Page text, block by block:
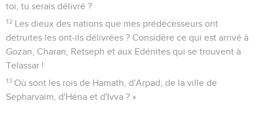
toi, tu serais délivré ?
12 Les dieux des nations que mes prédécesseurs ont
détruites les ont-ils délivrées ? Considère ce qui est arrivé à
Gozan, Charan, Retseph et aux Edénites qui se trouvent à
Telassar !
13 Où sont les rois de Hamath, d'Arpad, de la ville de
Sepharvaïm, d'Héna et d'Ivva ? »